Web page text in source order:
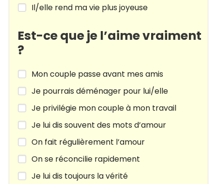
Il/elle rend ma vie plus joyeuse
Est-ce que je l’aime vraiment
?
Mon couple passe avant mes amis
Je pourrais déménager pour lui/elle
Je privilégie mon couple à mon travail
Je lui dis souvent des mots d’amour
On fait régulièrement l’amour
On se réconcilie rapidement
Je lui dis toujours la vérité